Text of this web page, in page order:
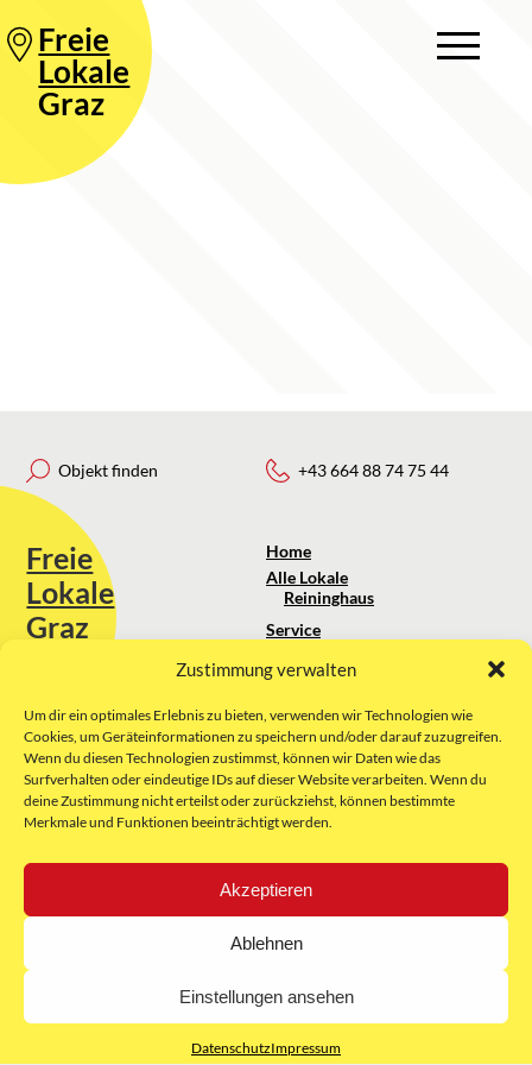
Zustimmung verwalten
Um dir ein optimales Erlebnis zu bieten, verwenden wir Technologien wie
Cookies, um Geräteinformationen zu speichern und/oder darauf zuzugreifen.
Wenn du diesen Technologien zustimmst, können wir Daten wie das
Surfverhalten oder eindeutige IDs auf dieser Website verarbeiten. Wenn du
deine Zustimmung nicht erteilst oder zurückziehst, können bestimmte
Merkmale und Funktionen beeinträchtigt werden.
Akzeptieren
Ablehnen
Einstellungen ansehen
DatenschutzImpressum
Freie
Lokale
Graz
Objekt finden
Freie
Lokale
Graz
Sie erreichen uns unter:
kontakt@freielokale-graz.at
Website by Rubikon Werbeagentur
GmbH
+43 664 88 74 75 44
Home
Alle Lokale
Reininghaus
Service
Über uns
Impressum
AGB
Datenschutz
E-Mail